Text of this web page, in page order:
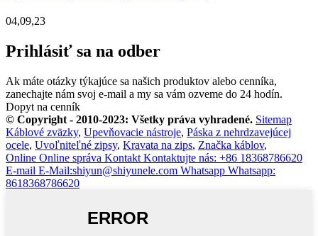
04,09,23
Prihlásiť sa na odber
Ak máte otázky týkajúce sa našich produktov alebo cenníka,
zanechajte nám svoj e-mail a my sa vám ozveme do 24 hodín.
Dopyt na cenník
© Copyright - 2010-2023: Všetky práva vyhradené. Sitemap
Káblové zväzky, Upevňovacie nástroje, Páska z nehrdzavejúcej
ocele, Uvoľniteľné zipsy, Kravata na zips, Značka káblov,
Online Online správa Kontakt Kontaktujte nás: +86 18368786620
E-mail E-Mail:shiyun@shiyunele.com Whatsapp Whatsapp:
8618368786620